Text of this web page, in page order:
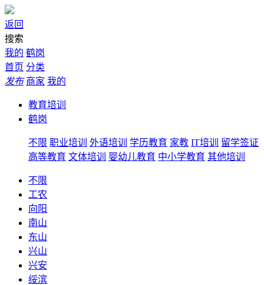
返回
搜索
我的 鹤岗
首页 分类
发布 商家 我的
教育培训
鹤岗
不限 职业培训 外语培训 学历教育 家教 IT培训
留学签证
高等教育 文体培训 婴幼儿教育 中小学教育 其他培训
不限
工农
向阳
南山
东山
兴山
兴安
绥滨